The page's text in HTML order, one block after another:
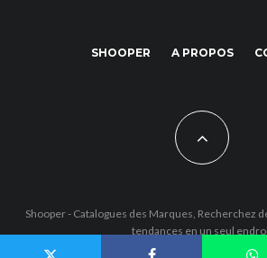
SHOOPER A PROPOS
Shooper - Catalogues des Marques, Recherchez
tendances en un seul